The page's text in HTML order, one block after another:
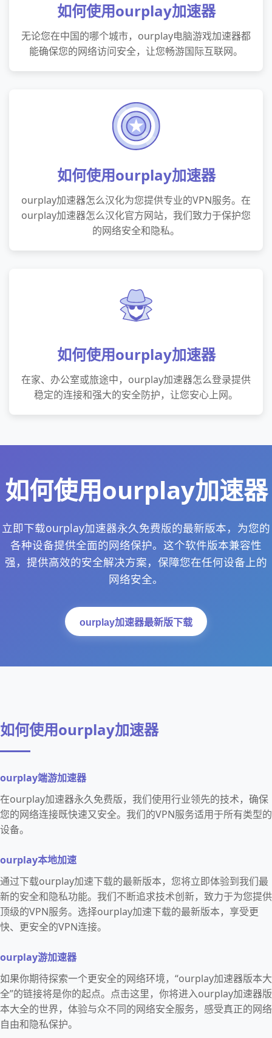
如何使用ourplay加速器
无论您在中国的哪个城市，ourplay电脑游戏加速器都
能确保您的网络访问安全，让您畅游国际互联网。
如何使用ourplay加速器
ourplay加速器怎么汉化为您提供专业的VPN服务。在
ourplay加速器怎么汉化官方网站，我们致力于保护您
的网络安全和隐私。
如何使用ourplay加速器
在家、办公室或旅途中，ourplay加速器怎么登录提供
稳定的连接和强大的安全防护，让您安心上网。
如何使用ourplay加速器
立即下载ourplay加速器永久免费版的最新版本，为您的
各种设备提供全面的网络保护。这个软件版本兼容性
强，提供高效的安全解决方案，保障您在任何设备上的
网络安全。
ourplay加速器最新版下载
如何使用ourplay加速器
ourplay端游加速器
在ourplay加速器永久免费版，我们使用行业领先的技术，确保
您的网络连接既快速又安全。我们的VPN服务适用于所有类型的
设备。
ourplay本地加速
通过下载ourplay加速下载的最新版本，您将立即体验到我们最
新的安全和隐私功能。我们不断追求技术创新，致力于为您提供
顶级的VPN服务。选择ourplay加速下载的最新版本，享受更
快、更安全的VPN连接。
ourplay游加速器
如果你期待探索一个更安全的网络环境，“ourplay加速器版本大
全”的链接将是你的起点。点击这里，你将进入ourplay加速器版
本大全的世界，体验与众不同的网络安全服务，感受真正的网络
自由和隐私保护。